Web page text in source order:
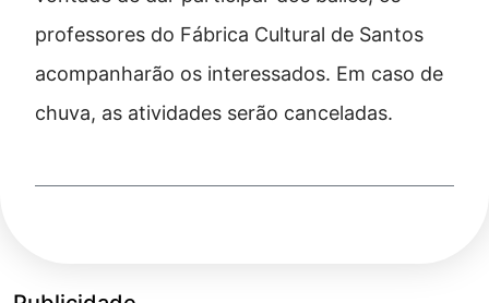
professores do Fábrica Cultural de Santos
acompanharão os interessados. Em caso de
chuva, as atividades serão canceladas.